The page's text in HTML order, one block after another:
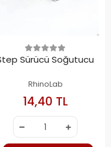
Sürücü Soğutucu
RhinoLab
14,40 TL